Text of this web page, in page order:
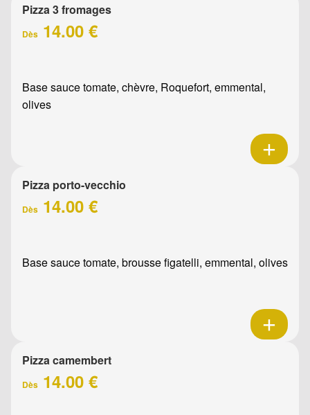
Pizza 3 fromages
Dès 14.00 €
Base sauce tomate, chèvre, Roquefort, emmental,
olives
Pizza porto-vecchio
Dès 14.00 €
Base sauce tomate, brousse figatelli, emmental, olives
Pizza camembert
Dès 14.00 €